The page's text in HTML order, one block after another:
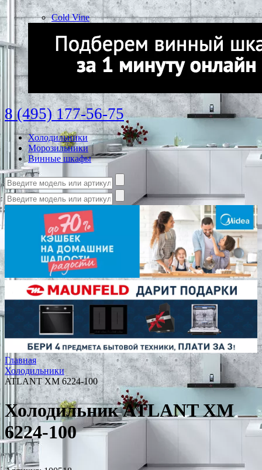
Cold Vine
8 (495) 177-56-75
Холодильники
Морозильники
Винные шкафы
Главная
Холодильники
ATLANT ХМ 6224-100
Холодильник ATLANT ХМ
6224-100